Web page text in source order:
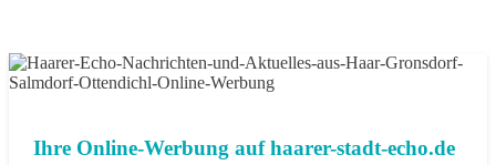
Ihre Online-Werbung auf haarer-stadt-echo.de